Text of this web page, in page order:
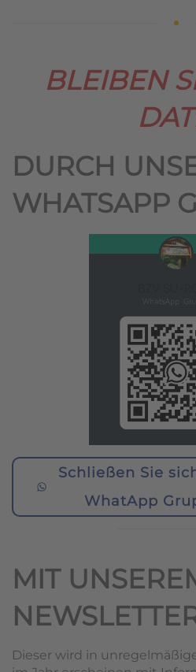
BLEIBEN
DURCH
WHATSAPP
Schließen Sie
WhatApp
MIT
Dieser wird in